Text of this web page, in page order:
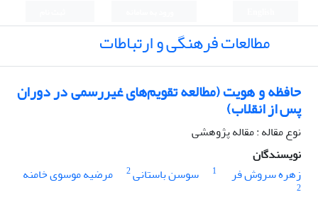
مطالعات فرهنگی و ارتباطات
حافظه و هویت (مطالعه تقویم‌های غیررسمی در دوران
پس از انقلاب)
نوع مقاله : مقاله پژوهشی
نویسندگان
زهره سروش فر
1 سوسن باستانی2 مرضیه موسوی خامنه
2